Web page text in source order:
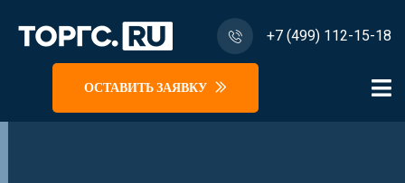
+7 (499) 112-15-18
ОСТАВИТЬ ЗАЯВКУ